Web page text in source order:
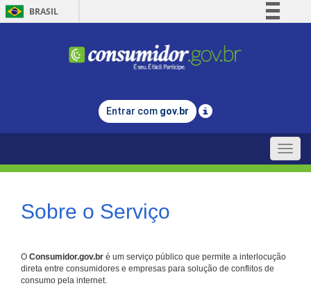
BRASIL
Comunica BR
Legislação
Entrar com gov.br
Toggle
Sobre o Serviço
O Consumidor.gov.br é um serviço público que permite a interlocução
direta entre consumidores e empresas para solução de conflitos de
consumo pela internet.